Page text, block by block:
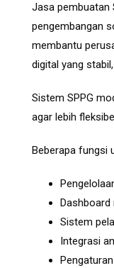
Jasa pembuatan
pengembangan
membantu
digital yang
Sistem SPPG
agar lebih
Beberapa fungsi
Sistem
Integrasi